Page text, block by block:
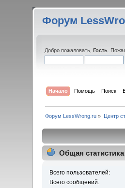
Форум
Добро пожаловать,Гость .
Начало Помощь Поиск
Форум LessWrong.ru » Центр
Общая статистика
Всего пользователей:
Всего сообщений: